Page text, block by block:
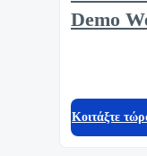
Demo
Κοιτάξτε